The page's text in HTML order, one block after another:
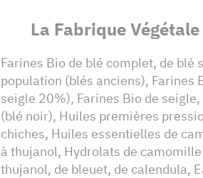
La Fabrique
Farines Bio de blé complet, de blé
population (blés anciens), Farines
seigle 20%), Farines Bio de
(blé noir), Huiles premières
chiches, Huiles essentielles de
à thujanol, Hydrolats de
thujanol, de bleuet, de calendula,